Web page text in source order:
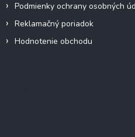
Podmienky ochrany osobných
Reklamačný poriadok
Hodnotenie obchodu